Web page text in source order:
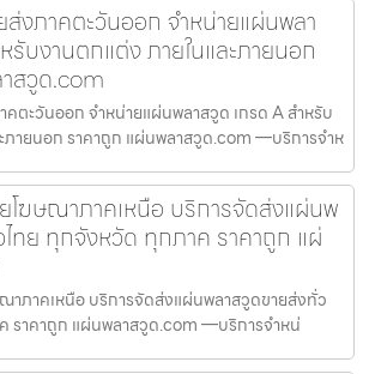
งภาคตะวันออก จำหน่ายแผ่นพลา
รับงานตกแต่ง ภายในและภายนอก
สวูด.com
ตะวันออก จำหน่ายแผ่นพลาสวูด เกรด A สำหรับ
ภายนอก ราคาถูก แผ่นพลาสวูด.com —บริการจำห
โฆษณาภาคเหนือ บริการจัดส่งแผ่นพ
ทย ทุกจังหวัด ทุกภาค ราคาถูก แผ่
าภาคเหนือ บริการจัดส่งแผ่นพลาสวูดขายส่งทั่ว
ราคาถูก แผ่นพลาสวูด.com —บริการจำหน่